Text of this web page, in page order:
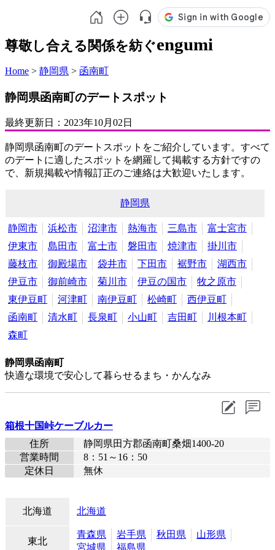
尊敬し合える関係を紡ぐengumi
Home > 静岡県 > 函南町
静岡県函南町のデートスポット
最終更新日： 2023年10月02日
静岡県函南町のデートスポットをご紹介しています。すべて
のデートに適したスポットを網羅して掲載する方針ですの
で、新規掲載や情報訂正のご連絡は大歓迎いたします。
静岡県
静岡市 浜松市 沼津市 熱海市 三島市
富士宮市
伊東市
島田市 富士市 磐田市 焼津市
掛川市
藤枝市
御殿場市 袋井市 下田市 裾野市
湖西市
伊豆市
御前崎市 菊川市 伊豆の国市
牧之原市
東伊豆町
河津町 南伊豆町 松崎町
西伊豆町
函南町
清水町 長泉町 小山町 吉田町
川根本町
森町
静岡県函南町
快適な環境で安心して暮らせるまち・かんなみ
箱根十国峠ケーブルカー
住所
静岡県田方郡函南町桑畑1400-20
営業時間
8：51～16：50
定休日
無休
北海道 北海道
東北
青森県 岩手県 秋田県
山形県
宮城県
福島県